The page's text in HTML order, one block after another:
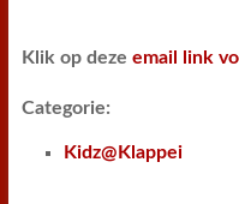
Klik op deze email link
Categorie:
Kidz@Klappei